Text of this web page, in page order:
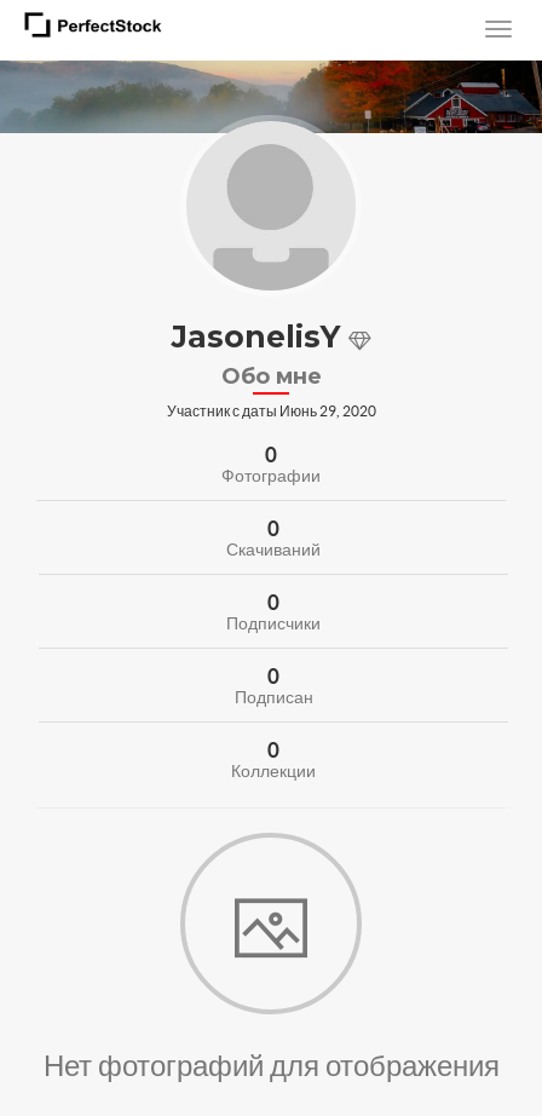
JasonelisY
Обо мне
Участник с даты Июнь 29, 2020
0
Фотографии
0
Скачиваний
0
Подписчики
0
Подписан
0
Коллекции
Нет фотографий для отображения